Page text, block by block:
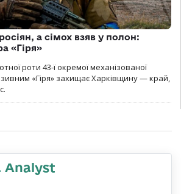
а сімох взяв у полон:
«Гіря»
роти 43-ї окремої механізованої
«Гіря» захищає Харківщину — край,
Analyst